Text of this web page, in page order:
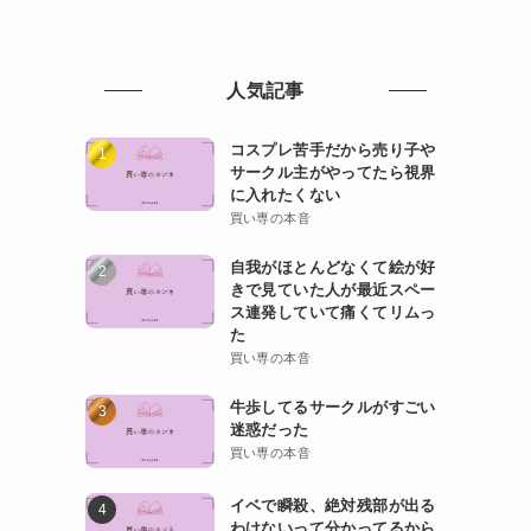
人気記事
コスプレ苦手だから売り子や
サークル主がやってたら視界
に入れたくない
買い専の本音
自我がほとんどなくて絵が好
きで見ていた人が最近スペー
ス連発していて痛くてリムっ
た
買い専の本音
牛歩してるサークルがすごい
迷惑だった
買い専の本音
イベで瞬殺、絶対残部が出る
わけないって分かってるから